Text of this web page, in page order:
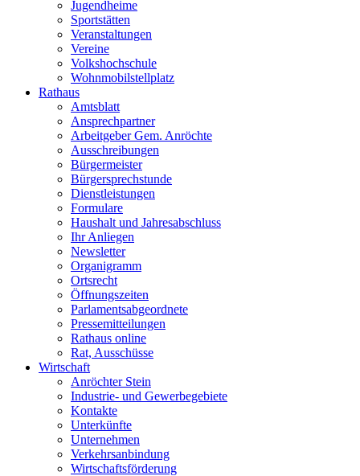
Jugendheime
Sportstätten
Veranstaltungen
Vereine
Volkshochschule
Wohnmobilstellplatz
Rathaus
Amtsblatt
Ansprechpartner
Arbeitgeber Gem. Anröchte
Ausschreibungen
Bürgermeister
Bürgersprechstunde
Dienstleistungen
Formulare
Haushalt und Jahresabschluss
Ihr Anliegen
Newsletter
Organigramm
Ortsrecht
Öffnungszeiten
Parlamentsabgeordnete
Pressemitteilungen
Rathaus online
Rat, Ausschüsse
Wirtschaft
Anröchter Stein
Industrie- und Gewerbegebiete
Kontakte
Unterkünfte
Unternehmen
Verkehrsanbindung
Wirtschaftsförderung